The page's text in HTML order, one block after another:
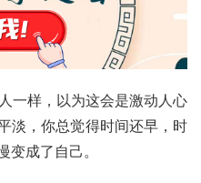
一样，以为这会是激动人心
淡，你总觉得时间还早，时
成了自己。